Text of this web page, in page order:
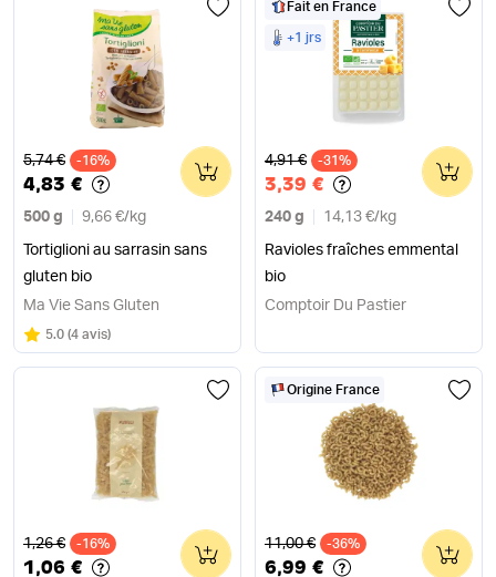
Ancien prix
5,74 € -16%
4,83 €
500 g 9,66 €/ kg
Tortiglioni au sarrasin sans
gluten bio
0
Ma Vie Sans Gluten
Note
5.0 sur 5
(4 avis)
Fait en France
+1 jrs
Ancien prix
4,91 € -31%
3,39 €
240 g 14,13 €/ kg
Ravioles fraîches emmental
bio
0
Comptoir Du Pastier
Ancien prix
1,26 € -16%
1,06 €
0
Origine France
Ancien prix
11,00 € -36%
6,99 €
0